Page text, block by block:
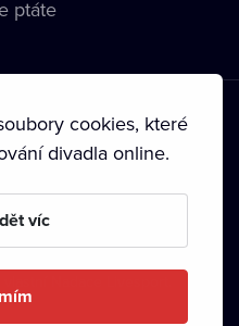
ptáte
• Zásady používání
práva•
cookies, které
divadla online.
víc